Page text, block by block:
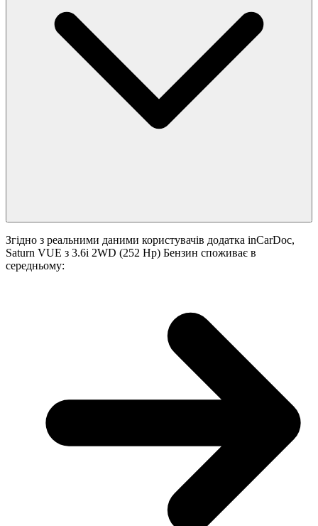
Згідно з реальними даними користувачів додатка inCarDoc,
Saturn VUE з 3.6i 2WD (252 Hp) Бензин споживає в
середньому: